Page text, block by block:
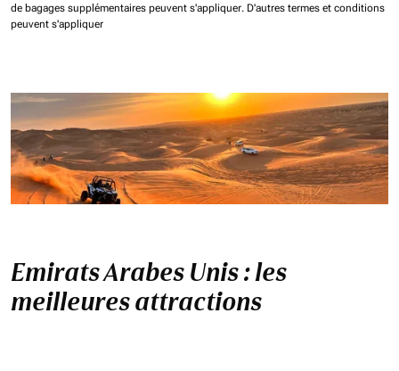
de bagages supplémentaires peuvent s'appliquer. D'autres termes et conditions
peuvent s'appliquer
Emirats Arabes Unis : les
meilleures attractions